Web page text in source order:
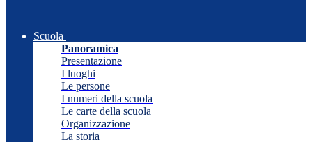
Scuola
Panoramica
Presentazione
I luoghi
Le persone
I numeri della scuola
Le carte della scuola
Organizzazione
La storia